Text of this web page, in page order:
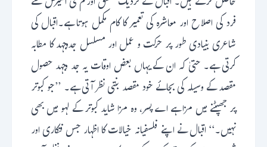
فرد کی اصلاح اور معاشرہ کی تعمیر کا کام مکمل ہوتا ہے۔اقبال کی
شاعری بنیادی طور پر حرکت و عمل اور مسلسل جدوجہد کا مطابہ
کرتی ہے۔ حتیٰ کہ ان کے یہاں بعض اوقات یہ جد وجہد حصول
مقصد کے وسیلہ کی بجائے خود مقصد بنتی نظر آتی ہے۔ ’’جو کبوتر
پر جھپٹنے میں مزا ہے اے پسر، وہ مزا شاید کبوتر کے لہو میں بھی
نہیں۔‘‘ اقبال نے اپنے فلسفیانہ خیالات کا اظہار جس فنکاری اور